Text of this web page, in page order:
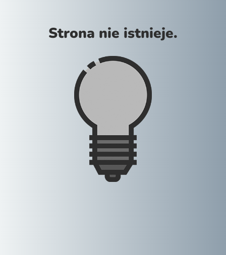
Strona nie istnieje.